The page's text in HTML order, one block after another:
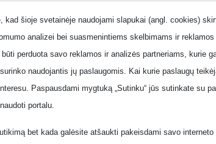
planai Fiksuotas ryšio planai Planai
kad šioje svetainėje naudojami slapukai (angl. cookies)
analizei bei suasmenintiems skelbimams ir
perduota savo reklamos ir analizės partneriams, kurie
naudojantis jų paslaugomis. Kai kurie paslaugų
Paspausdami mygtuką „Sutinku“ jūs sutinkate su
portalu.
bet kada galėsite atšaukti pakeisdami savo